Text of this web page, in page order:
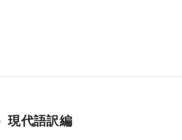
現代語訳編